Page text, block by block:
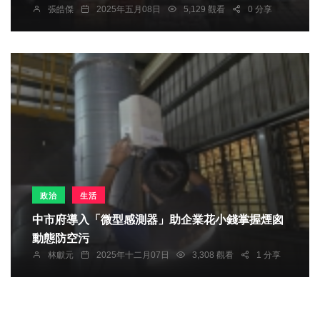
張皓傑 2025年五月08日 5,129 觀看 0 分享
政治 生活
中市府導入「微型感測器」助企業花小錢掌握煙囪
動態防空污
林獻元 2025年十二月07日 3,308 觀看 1 分享